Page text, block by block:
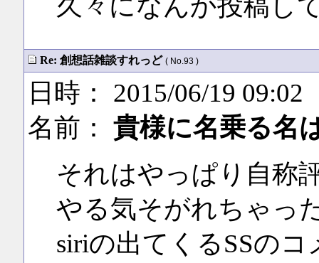
久々になんか投稿し
Re: 創想話雑談すれっど ( No.93 )
日時： 2015/06/19 09:02
名前： 貴様に名乗る名
それはやっぱり自称
やる気そがれちゃっ
siriの出てくるSSの